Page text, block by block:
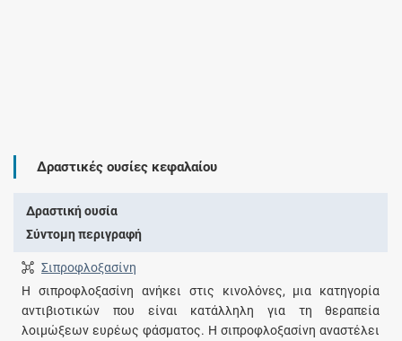
Δραστικές ουσίες κεφαλαίου
Δραστική ουσία
Σύντομη περιγραφή
Σιπροφλοξασίνη
Η σιπροφλοξασίνη ανήκει στις κινολόνες, μια κατηγορία
αντιβιοτικών που είναι κατάλληλη για τη θεραπεία
λοιμώξεων ευρέως φάσματος. Η σιπροφλοξασίνη αναστέλει